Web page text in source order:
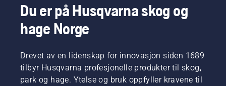
Du er på Husqvarna skog og
hage Norge
Drevet av en lidenskap for innovasjon siden 1689
tilbyr Husqvarna profesjonelle produkter til skog,
park og hage. Ytelse og bruk oppfyller kravene til